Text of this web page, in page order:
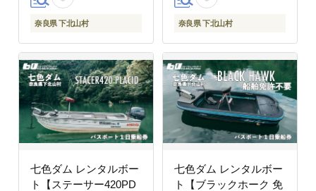
奈良県 下北山村 奈良県 下北山村
七色ダム レンタルボー
ト【ステーサー420PD
七色ダム レンタルボー
ト【ブラックホーク 免